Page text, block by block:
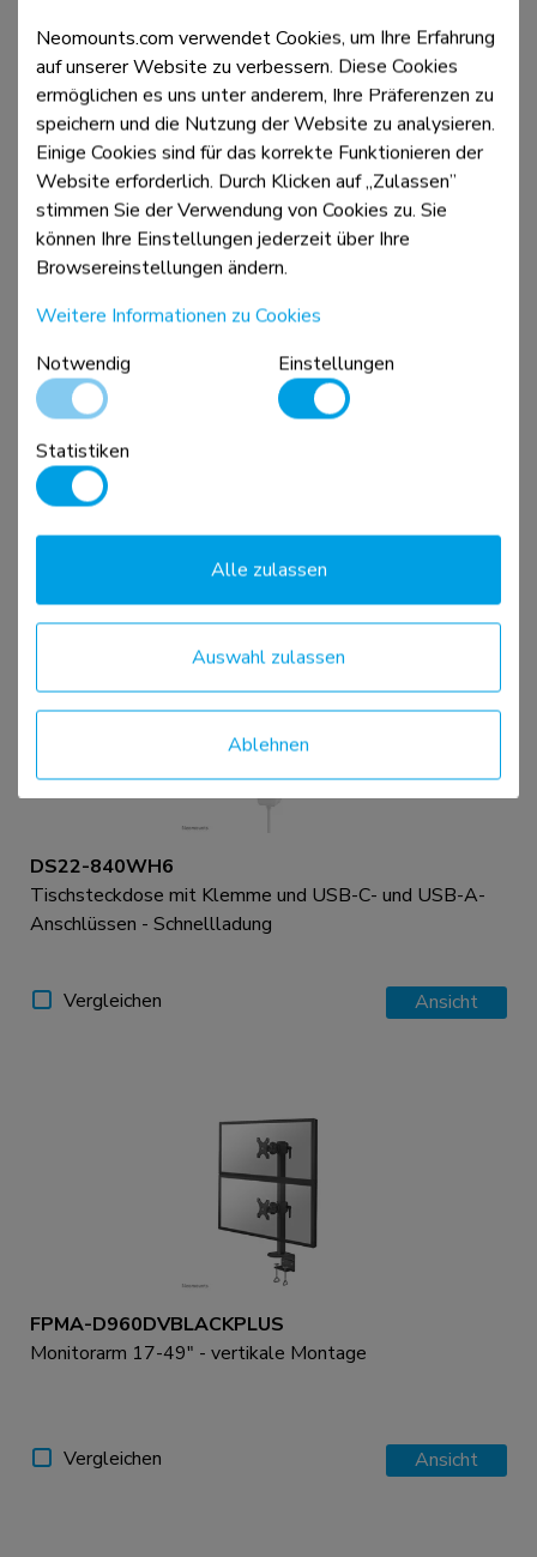
Vergleichen Ansicht
DS22-840BL6
Tischsteckdose mit Klemme und USB-C- und USB-A-
Anschlüssen - Schnellladung
Vergleichen Ansicht
DS22-840WH6
Tischsteckdose mit Klemme und USB-C- und USB-A-
Anschlüssen - Schnellladung
Vergleichen Ansicht
FPMA-D960DVBLACKPLUS
Monitorarm 17-49" - vertikale Montage
Vergleichen Ansicht
Neomounts.com verwendet Cookies, um Ihre Erfahrung
auf unserer Website zu verbessern. Diese Cookies
ermöglichen es uns unter anderem, Ihre Präferenzen zu
speichern und die Nutzung der Website zu analysieren.
Einige Cookies sind für das korrekte Funktionieren der
Website erforderlich. Durch Klicken auf „Zulassen”
stimmen Sie der Verwendung von Cookies zu. Sie
können Ihre Einstellungen jederzeit über Ihre
Browsereinstellungen ändern.
Weitere Informationen zu Cookies
Notwendig
Einstellungen
Statistiken
Ablehnen
Auswahl zulassen
Alle zulassen